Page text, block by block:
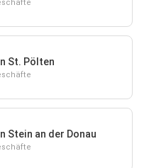
St. Pölten
Stein an der Donau